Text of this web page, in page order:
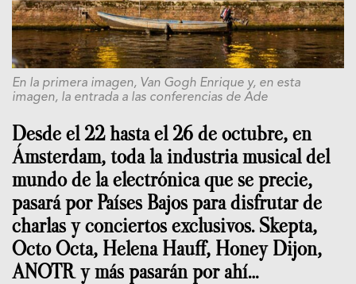
En la primera imagen, Van Gogh Enrique y, en esta
imagen, la entrada a las conferencias de Ade
Desde el 22 hasta el 26 de octubre, en
Ámsterdam, toda la industria musical del
mundo de la electrónica que se precie,
pasará por Países Bajos para disfrutar de
charlas y conciertos exclusivos. Skepta,
Octo Octa, Helena Hauff, Honey Dijon,
ANOTR y más pasarán por ahí…